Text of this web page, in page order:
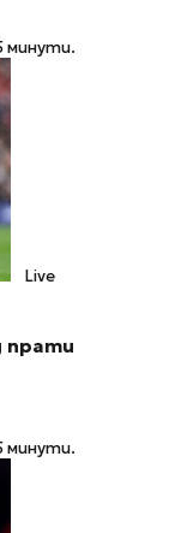
минути.
Live
прати
минути.